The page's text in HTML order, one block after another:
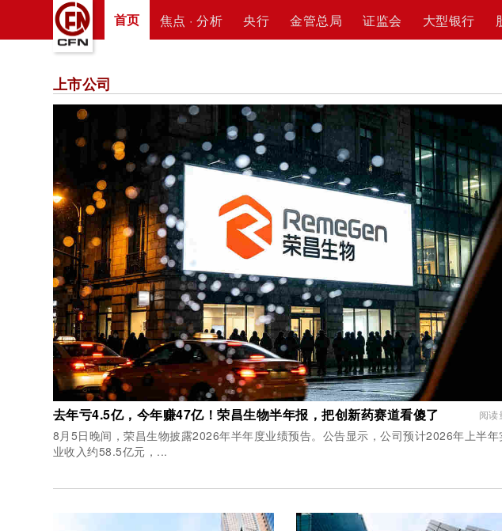
首页 焦点 · 分析 央行 金管总局 证监会 大型银行
上市公司
去年亏4.5亿，今年赚47亿！荣昌生物半年报，把创新药赛道看傻了 阅读
8月5日晚间，荣昌生物披露2026年半年度业绩预告。公告显示，公司预计2026年上半年
业收入约58.5亿元，...